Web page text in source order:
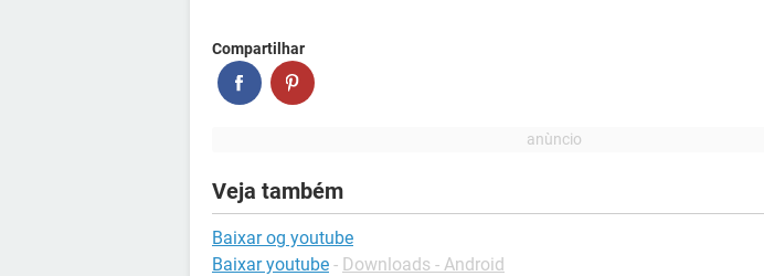
Compartilhar
Veja também
Baixar og youtube
Baixar youtube - Downloads - Android